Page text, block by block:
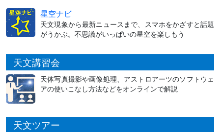
星空ナビ
天文現象から最新ニュースまで、スマホをかざすと話題
がうかぶ。不思議がいっぱいの星空を楽しもう
天文講習会
天体写真撮影や画像処理、アストロアーツのソフトウェ
アの使いこなし方法などをオンラインで解説
天文ツアー